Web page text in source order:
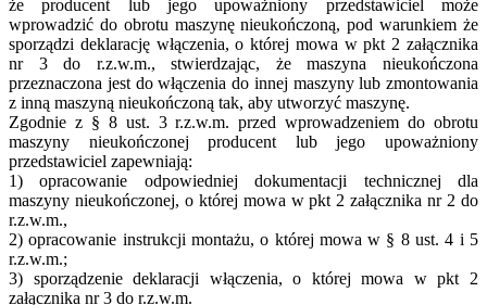
że producent lub jego upoważniony przedstawiciel może
wprowadzić do obrotu maszynę nieukończoną, pod warunkiem że
sporządzi deklarację włączenia, o której mowa w pkt 2 załącznika
nr 3 do r.z.w.m., stwierdzając, że maszyna nieukończona
przeznaczona jest do włączenia do innej maszyny lub zmontowania
z inną maszyną nieukończoną tak, aby utworzyć maszynę.
Zgodnie z § 8 ust. 3 r.z.w.m. przed wprowadzeniem do obrotu
maszyny nieukończonej producent lub jego upoważniony
przedstawiciel zapewniają:
1) opracowanie odpowiedniej dokumentacji technicznej dla
maszyny nieukończonej, o której mowa w pkt 2 załącznika nr 2 do
r.z.w.m.,
2) opracowanie instrukcji montażu, o której mowa w § 8 ust. 4 i 5
r.z.w.m.;
3) sporządzenie deklaracji włączenia, o której mowa w pkt 2
załącznika nr 3 do r.z.w.m.